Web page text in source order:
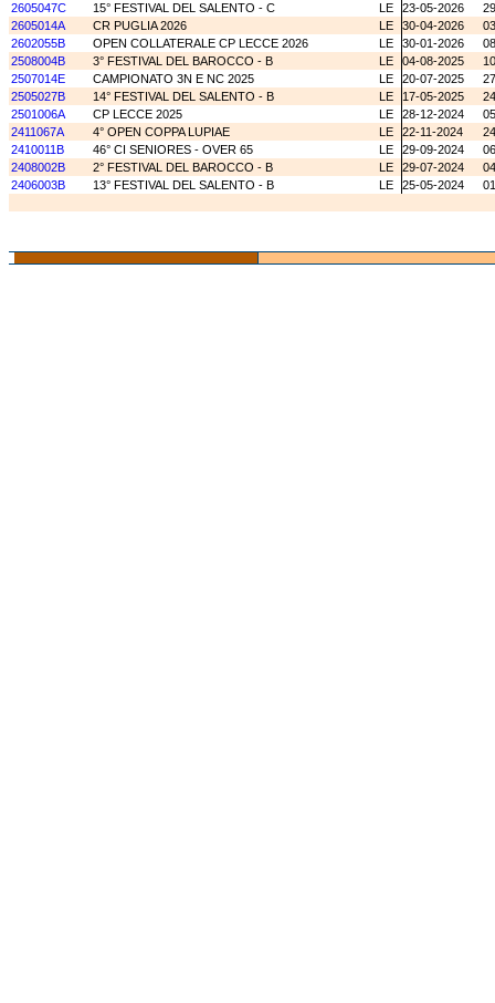
2605047C
15° FESTIVAL DEL SALENTO - C LE 23-05-2026
2605014A
CR PUGLIA 2026 LE 30-04-2026
2602055B
OPEN COLLATERALE CP LECCE 2026 LE 30-01-2026
2508004B
3° FESTIVAL DEL BAROCCO - B LE 04-08-2025
2507014E
CAMPIONATO 3N E NC 2025 LE 20-07-2025
2505027B
14° FESTIVAL DEL SALENTO - B LE 17-05-2025
2501006A
CP LECCE 2025 LE 28-12-2024
2411067A
4° OPEN COPPA LUPIAE LE 22-11-2024
2410011B
46° CI SENIORES - OVER 65 LE 29-09-2024
2408002B
2° FESTIVAL DEL BAROCCO - B LE 29-07-2024
2406003B
13° FESTIVAL DEL SALENTO - B LE 25-05-2024